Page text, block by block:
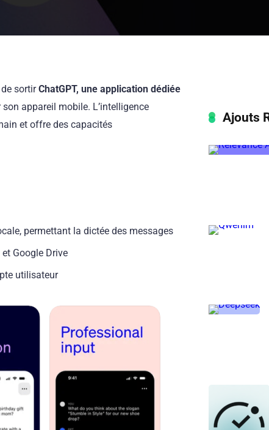
sortirChatGPT, une application dédiée
appareil mobile. L’intelligence
et offre des capacités
permettant la dictée des messages
Google Drive
utilisateur
Ajouts